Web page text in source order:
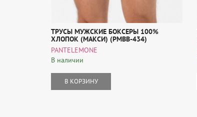
ТРУСЫ МУЖСКИЕ БОКСЕРЫ 100%
ХЛОПОК (МАКСИ) (PMBB-434)
PANTELEMONE
В наличии
В КОРЗИНУ